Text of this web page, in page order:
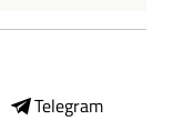
Telegram